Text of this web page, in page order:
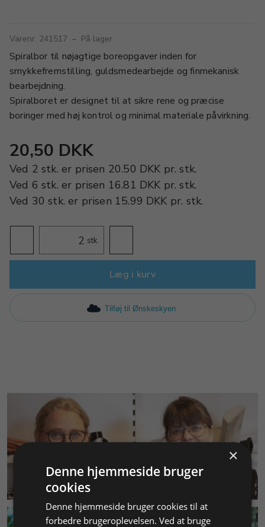
Varenr. 241517 – På lager
Spiralbor til nøjagtige boreopgaver inden for
smykkefremstilling, guldsmedearbejde og finmekanisk
bearbejdning.
Spiralboret er designet til at sikre rene og præcise
boringer med høj kontrol og minimal materiale påvirkning.
20,50 DKK
Ved 2 stk. er prisen 20.50 DKK pr.stk.
Ved 6 stk. er prisen 16.81 DKK pr.stk.
Ved 30 stk. er prisen 15.99 DKK pr. stk.
stk.
Læg i kurv
Tilføj til Ønskeskyen
KUNDESERVICE
×
Denne hjemmeside bruger
cookies
Denne hjemmeside bruger cookies til at
forbedre brugeroplevelsen. Ved at bruge